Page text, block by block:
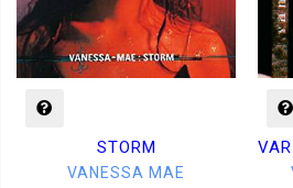
STORM
VANESSA MAE